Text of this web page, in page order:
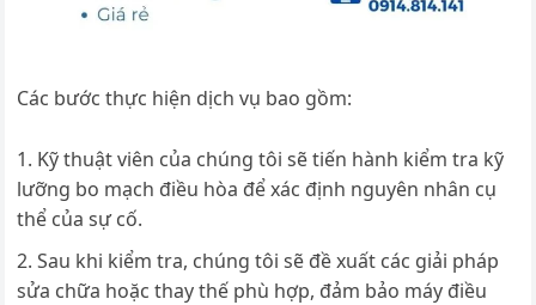
Các bước thực hiện dịch vụ bao gồm:
Kỹ thuật viên của chúng tôi sẽ tiến hành kiểm tra kỹ
lưỡng bo mạch điều hòa để xác định nguyên nhân cụ
thể của sự cố.
Sau khi kiểm tra, chúng tôi sẽ đề xuất các giải pháp
sửa chữa hoặc thay thế phù hợp, đảm bảo máy điều